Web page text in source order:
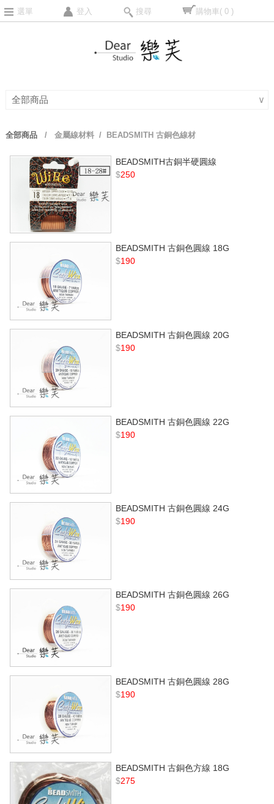
選單 登入 搜尋 購物車( 0 )
全部商品 ∨
全部商品/ 金屬線材料/ BEADSMITH 古銅色線材
BEADSMITH古銅半硬圓線
$250
BEADSMITH 古銅色圓線 18G
$190
BEADSMITH 古銅色圓線 20G
$190
BEADSMITH 古銅色圓線 22G
$190
BEADSMITH 古銅色圓線 24G
$190
BEADSMITH 古銅色圓線 26G
$190
BEADSMITH 古銅色圓線 28G
$190
BEADSMITH 古銅色方線 18G
$275